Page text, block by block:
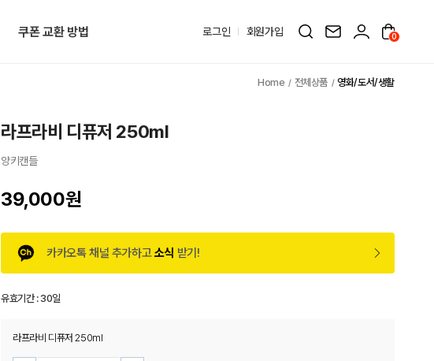
쿠폰 교환 방법 로그인 회원가입 0
전체상품 영화/도서/생활
라프라비 디퓨저 250ml
양키캔들
39,000원
카카오톡 채널 추가하고소식 받기!
유효기간 :30일
라프라비 디퓨저 250ml